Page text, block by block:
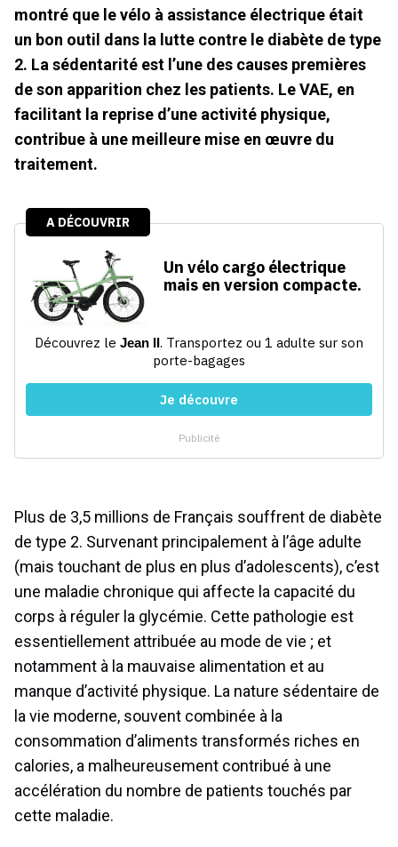
montré que le vélo à assistance électrique était
un bon outil dans la lutte contre le diabète de type
2. La sédentarité est l’une des causes premières
de son apparition chez les patients. Le VAE, en
facilitant la reprise d’une activité physique,
contribue à une meilleure mise en œuvre du
traitement.
Plus de 3,5 millions de Français souffrent de diabète
de type 2. Survenant principalement à l’âge adulte
(mais touchant de plus en plus d’adolescents), c’est
une maladie chronique qui affecte la capacité du
corps à réguler la glycémie. Cette pathologie est
essentiellement attribuée au mode de vie ; et
notamment à la mauvaise alimentation et au
manque d’activité physique. La nature sédentaire de
la vie moderne, souvent combinée à la
consommation d’aliments transformés riches en
calories, a malheureusement contribué à une
accélération du nombre de patients touchés par
cette maladie.